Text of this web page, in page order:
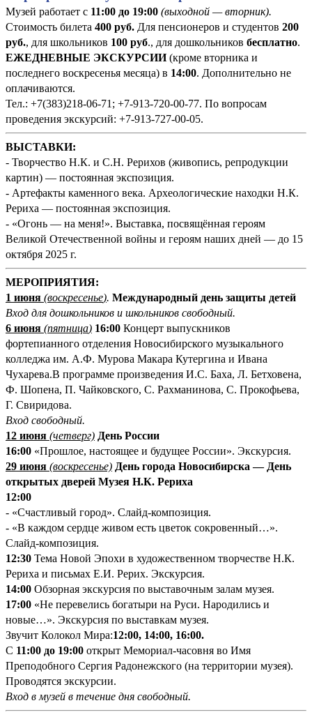
Музей работает с 11:00 до 19:00 (выходной — вторник).
Стоимость билета 400 руб. Для пенсионеров и студентов 200
руб., для школьников 100 руб., для дошкольников бесплатно.
ЕЖЕДНЕВНЫЕ ЭКСКУРСИИ(кроме вторника и
последнего воскресенья месяца) в 14:00. Дополнительно не
оплачиваются.
Тел.: +7(383)218-06-71; +7-913-720-00-77. По вопросам
проведения экскурсий: +7-913-727-00-05.
ВЫСТАВКИ:
- Творчество Н.К. и С.Н. Рерихов (живопись, репродукции
картин) — постоянная экспозиция.
- Артефакты каменного века. Археологические находки Н.К.
Рериха — постоянная экспозиция.
- «Огонь — на меня!». Выставка, посвящённая героям
Великой Отечественной войны и героям наших дней — до 15
октября 2025 г.
МЕРОПРИЯТИЯ:
1 июня (воскресенье). Международный день защиты детей
Вход для дошкольников и школьников свободный.
6 июня (пятница) 16:00 Концерт выпускников
фортепианного отделения Новосибирского музыкального
колледжа им. А.Ф. Мурова Макара Кутергина и Ивана
Чухарева.В программе произведения И.С. Баха, Л. Бетховена,
Ф. Шопена, П. Чайковского, С. Рахманинова, С. Прокофьева,
Г. Свиридова.
Вход свободный.
12 июня (четверг) День России
16:00 «Прошлое, настоящее и будущее России». Экскурсия.
29 июня (воскресенье) День города Новосибирска — День
открытых дверей Музея Н.К. Рериха
12:00
- «Счастливый город». Слайд-композиция.
- «В каждом сердце живом есть цветок сокровенный…».
Слайд-композиция.
12:30 Тема Новой Эпохи в художественном творчестве Н.К.
Рериха и письмах Е.И. Рерих. Экскурсия.
14:00 Обзорная экскурсия по выставочным залам музея.
17:00 «Не перевелись богатыри на Руси. Народились и
новые…». Экскурсия по выставкам музея.
Звучит Колокол Мира:12:00, 14:00, 16:00.
С 11:00 до 19:00 открыт Мемориал-часовня во Имя
Преподобного Сергия Радонежского (на территории музея).
Проводятся экскурсии.
Вход в музей в течение дня свободный.